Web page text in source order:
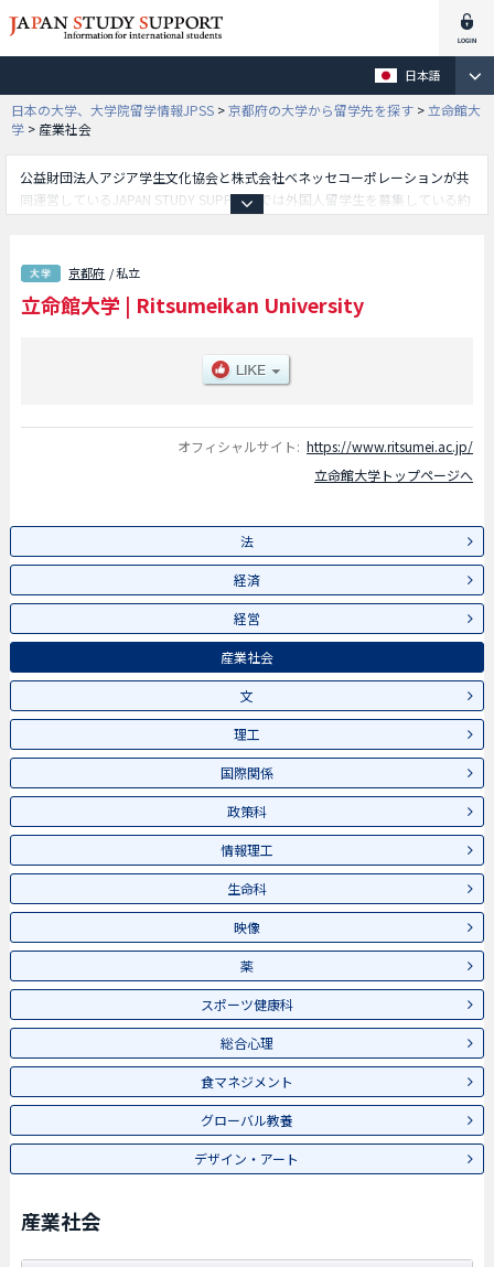
日本語
日本の大学、大学院留学情報JPSS >京都府の大学から留学先を探す > 立命館大
学 > 産業社会
公益財団法人アジア学生文化協会と株式会社ベネッセコーポレーションが共
同運営しているJAPAN STUDY SUPPORTでは外国人留学生を募集している約
や経営学部や産業社会学部や文学部や理工学部や国際関係学部や政策科学部
や情報理工学部や生命科学部や映像学部や薬学部やスポーツ健康科学部や総
合心理学部や食マネジメント学部やグローバル教養学部やデザイン・アート
セスなど外国人留学生に必要な情報を掲載しているので是非ご利用くださ
京都府 / 私立
立命館大学 | Ritsumeikan University
オフィシャルサイト: https://www.ritsumei.ac.jp/
立命館大学トップページへ
法
経済
経営
産業社会
文
理工
国際関係
政策科
情報理工
生命科
映像
薬
スポーツ健康科
総合心理
食マネジメント
グローバル教養
デザイン・アート
産業社会